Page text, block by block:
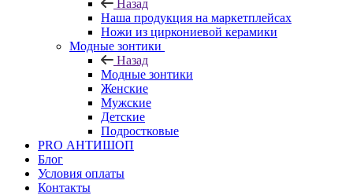
Назад
Наша продукция на маркетплейсах
Ножи из циркониевой керамики
Модные зонтики
Назад
Модные зонтики
Женские
Мужские
Детские
Подростковые
PRO АНТИШОП
Блог
Условия оплаты
Контакты